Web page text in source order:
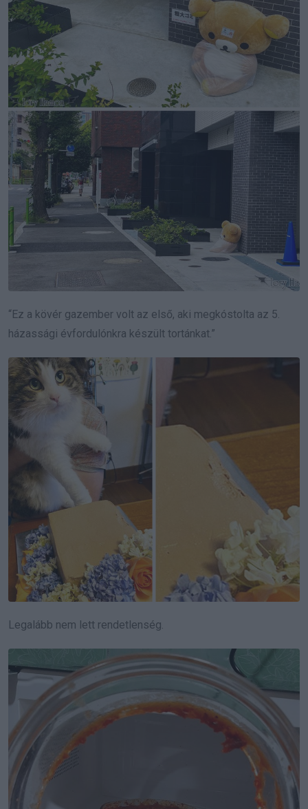
“Ez a kövér gazember volt az első, aki megkóstolta az 5.
házassági évfordulónkra készült tortánkat.”
Legalább nem lett rendetlenség.